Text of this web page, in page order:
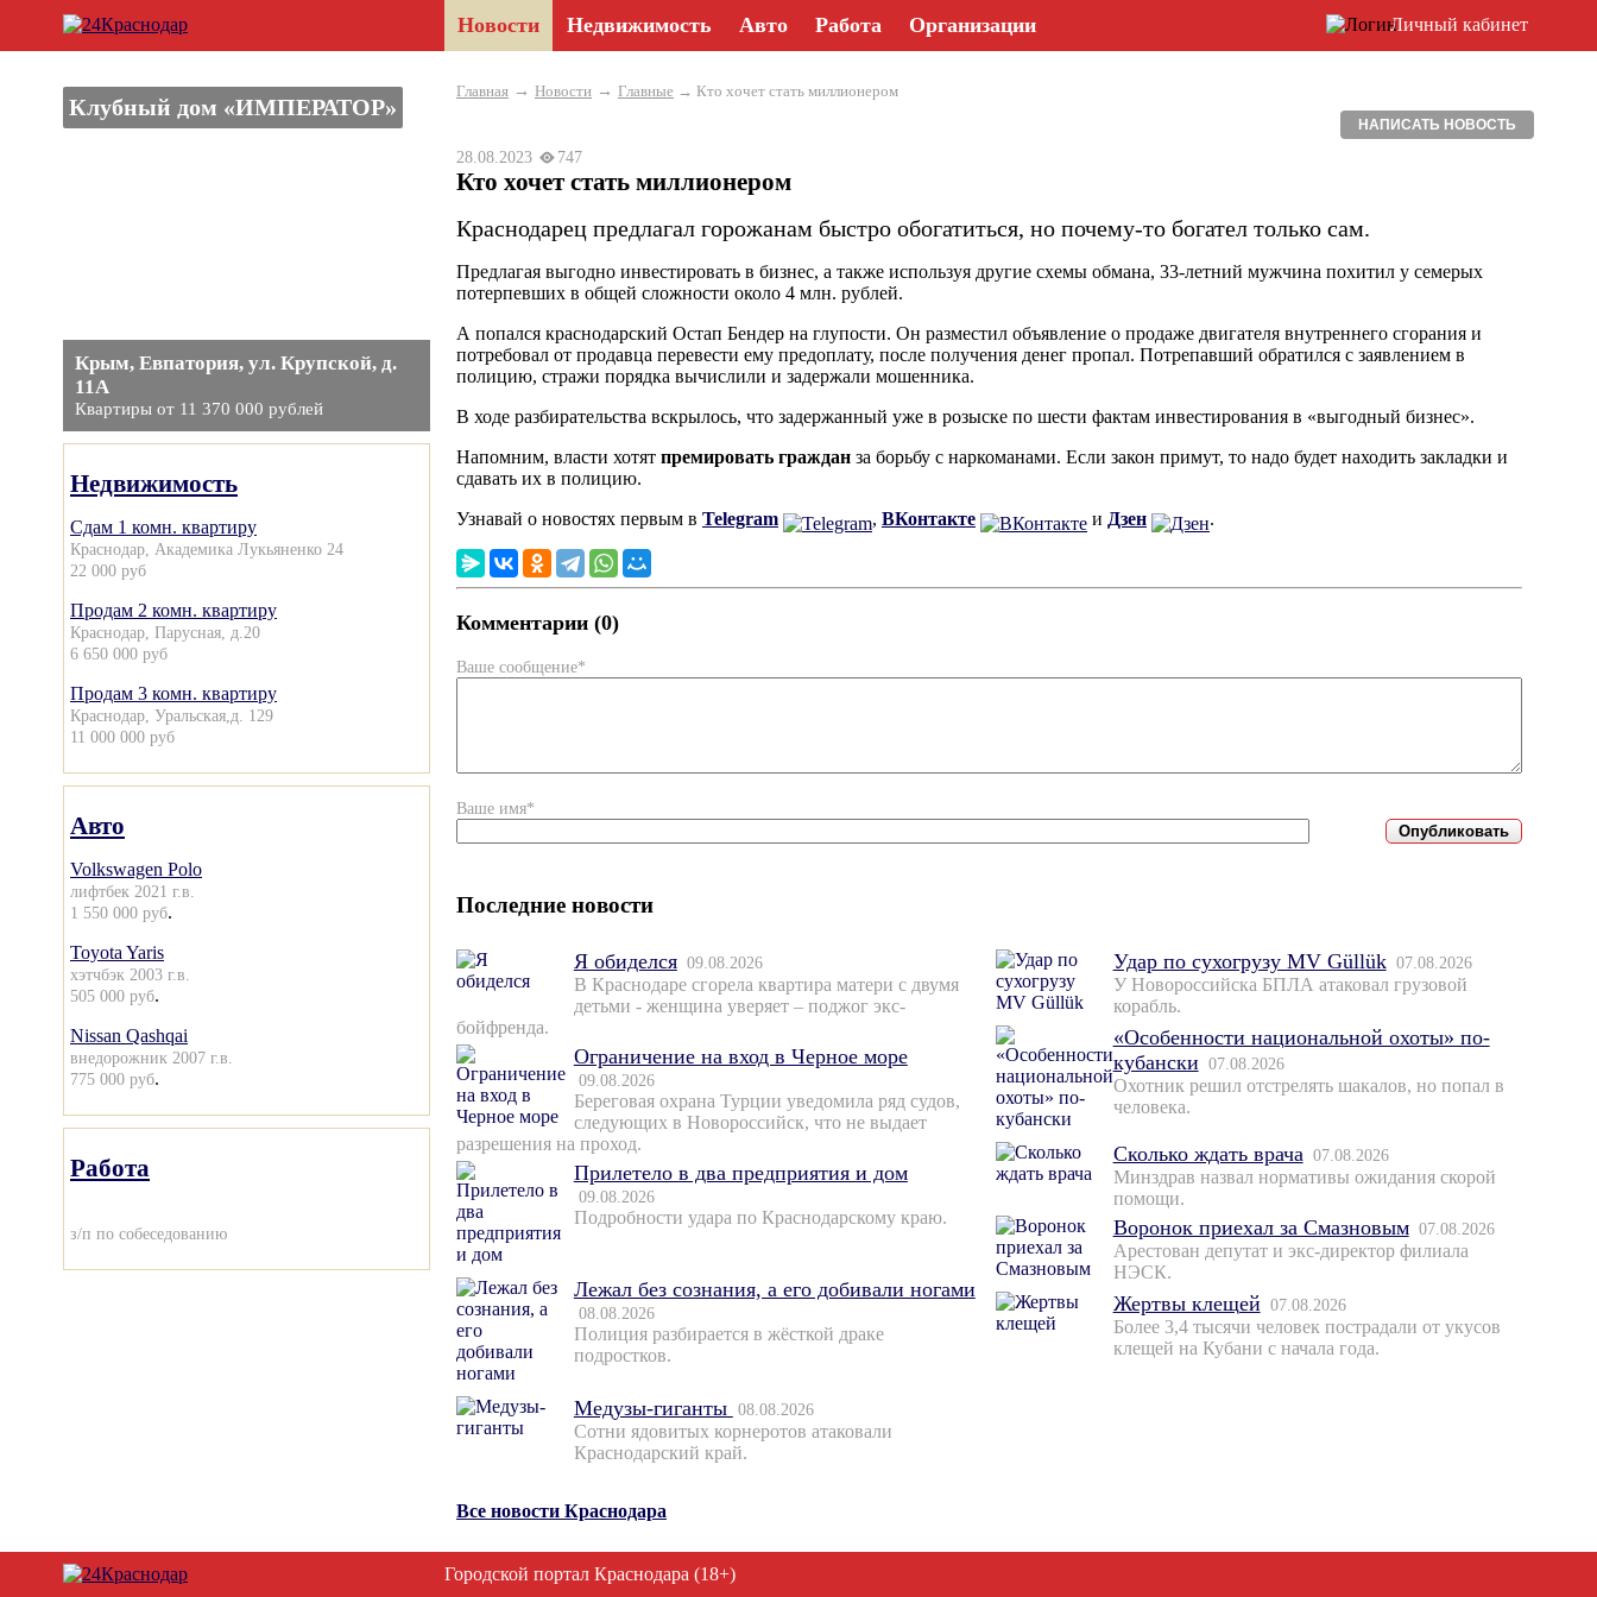
Новости Недвижимость Авто Работа Организации Личный кабинет
Клубный дом «ИМПЕРАТОР»
Крым, Евпатория, ул. Крупской, д.
11А
Квартиры от 11 370 000 рублей
Недвижимость
Сдам 1 комн. квартиру
Краснодар, Академика Лукьяненко 24
22 000 руб
Продам 2 комн. квартиру
Краснодар, Парусная, д.20
6 650 000 руб
Продам 3 комн. квартиру
Краснодар, Уральская,д. 129
11 000 000 руб
Авто
Volkswagen Polo
лифтбек 2021 г.в.
1 550 000 руб.
Toyota Yaris
хэтчбэк 2003 г.в.
505 000 руб.
Nissan Qashqai
внедорожник 2007 г.в.
775 000 руб.
Работа
з/п по собеседованию
Главная → Новости → Главные → Кто хочет стать миллионером
НАПИСАТЬ НОВОСТЬ
28.08.2023 747
Кто хочет стать миллионером
Краснодарец предлагал горожанам быстро обогатиться, но почему-то богател только сам.
Предлагая выгодно инвестировать в бизнес, а также используя другие схемы обмана, 33-летний мужчина похитил у семерых
потерпевших в общей сложности около 4 млн. рублей.
А попался краснодарский Остап Бендер на глупости. Он разместил объявление о продаже двигателя внутреннего сгорания и
потребовал от продавца перевести ему предоплату, после получения денег пропал. Потрепавший обратился с заявлением в
полицию, стражи порядка вычислили и задержали мошенника.
В ходе разбирательства вскрылось, что задержанный уже в розыске по шести фактам инвестирования в «выгодный бизнес».
Напомним, власти хотят премировать граждан за борьбу с наркоманами. Если закон примут, то надо будет находить закладки и
сдавать их в полицию.
Узнавай о новостях первым в Telegram , ВКонтакте и Дзен .
Комментарии (0)
Ваше сообщение*
Ваше имя*
Последние новости
Я обиделся 09.08.2026
В Краснодаре сгорела квартира матери с двумя
детьми - женщина уверяет – поджог экс-
бойфренда.
Ограничение на вход в Черное море
09.08.2026
Береговая охрана Турции уведомила ряд судов,
следующих в Новороссийск, что не выдает
разрешения на проход.
Прилетело в два предприятия и дом
09.08.2026
Подробности удара по Краснодарскому краю.
Лежал без сознания, а его добивали ногами
08.08.2026
Полиция разбирается в жёсткой драке
подростков.
Медузы-гиганты 08.08.2026
Сотни ядовитых корнеротов атаковали
Краснодарский край.
Удар по сухогрузу MV Güllük 07.08.2026
У Новороссийска БПЛА атаковал грузовой
корабль.
«Особенности национальной охоты» по-
кубански 07.08.2026
Охотник решил отстрелять шакалов, но попал в
человека.
Сколько ждать врача 07.08.2026
Минздрав назвал нормативы ожидания скорой
помощи.
Воронок приехал за Смазновым 07.08.2026
Арестован депутат и экс-директор филиала
НЭСК.
Жертвы клещей 07.08.2026
Более 3,4 тысячи человек пострадали от укусов
клещей на Кубани с начала года.
Все новости Краснодара
Городской портал Краснодара (18+)